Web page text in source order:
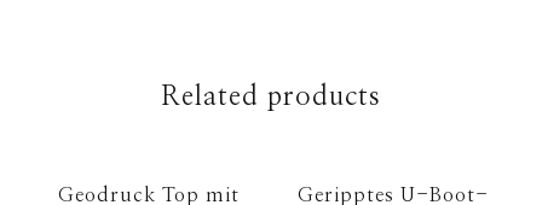
Related products
Geodruck Top mit
Geripptes U-Boot-